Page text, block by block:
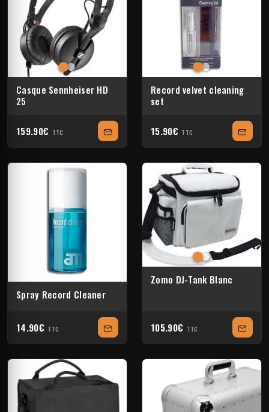
Casque Sennheiser HD
25
159.90€ TTC
Record velvet cleaning
set
15.90€ TTC
Spray Record Cleaner
14.90€ TTC
Zomo DJ-Tank Blanc
105.90€ TTC